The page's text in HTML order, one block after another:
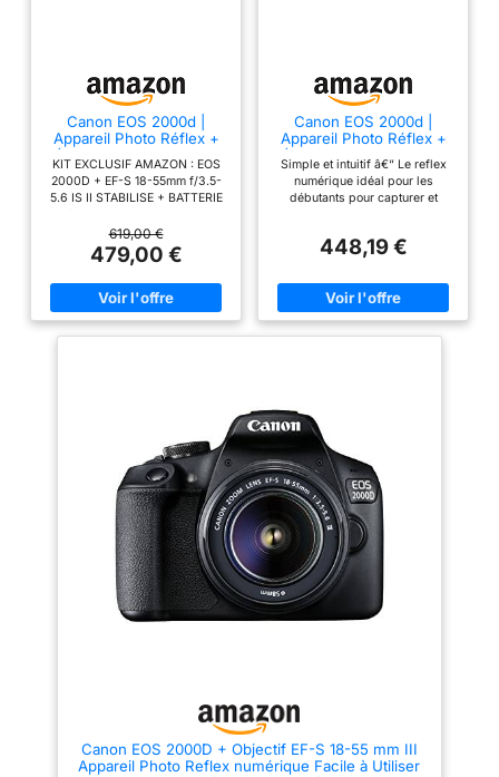
Canon EOS 2000d |
Appareil Photo Réflex +
(APS-C, 24.1 MP, WiFi,
Full HD) + 2ème Batterie
+ Objectif EF-S 18-55mm
f/3,5-5,6 is II stabilisé -
KIT EXCLUSIF AMAZON : EOS
2000D + EF-S 18-55mm f/3.5-
5.6 IS II STABILISE + BATTERIE
capteur: CMOS Résolution
d'image maximale: 6000 x
4000 pixels. La sensibilité ISO
(max): 12800. Longueur focale:
18 - 55 mm. Vitesse maximale
d'obturation de la caméra:
619,00 €
479,00 €
Canon EOS 2000d |
Appareil Photo Réflex +
(APS-C, 24.1 MP, WiFi,
Full HD) + Objectif EF-S
18-55mm f/3,5-5,6 DC
III, Noir
Simple et intuitif â€“ Le reflex
numérique idéal pour les
débutants pour capturer et
Créativité simple :
des indications faciles à
comprendre, le mode créatif
automatique offre - et pour une
des résultats de qualité
supérieure Capturez des
moments spontanés â€“ dans
des vidéos Full HD créatives ou
des clichés vidéo des points
culminants de la journée
Enregistrez en toute confiance :
grce à la mise au point
automatique précise, au viseur
optique, à la prise de vue en
rafale jusqu'à 3 images par
seconde et au processeur
d'image DIGIC 4, vous pouvez
noir EOS 2000D ; EF-S 18-55
couvercle de boîtier d'appareil
photo R-F-3 ; sangle EW-400D ;
448,19 €
Canon EOS 2000D + Objectif EF-S 18-55 mm III
Appareil Photo Reflex numérique Facile à Utiliser